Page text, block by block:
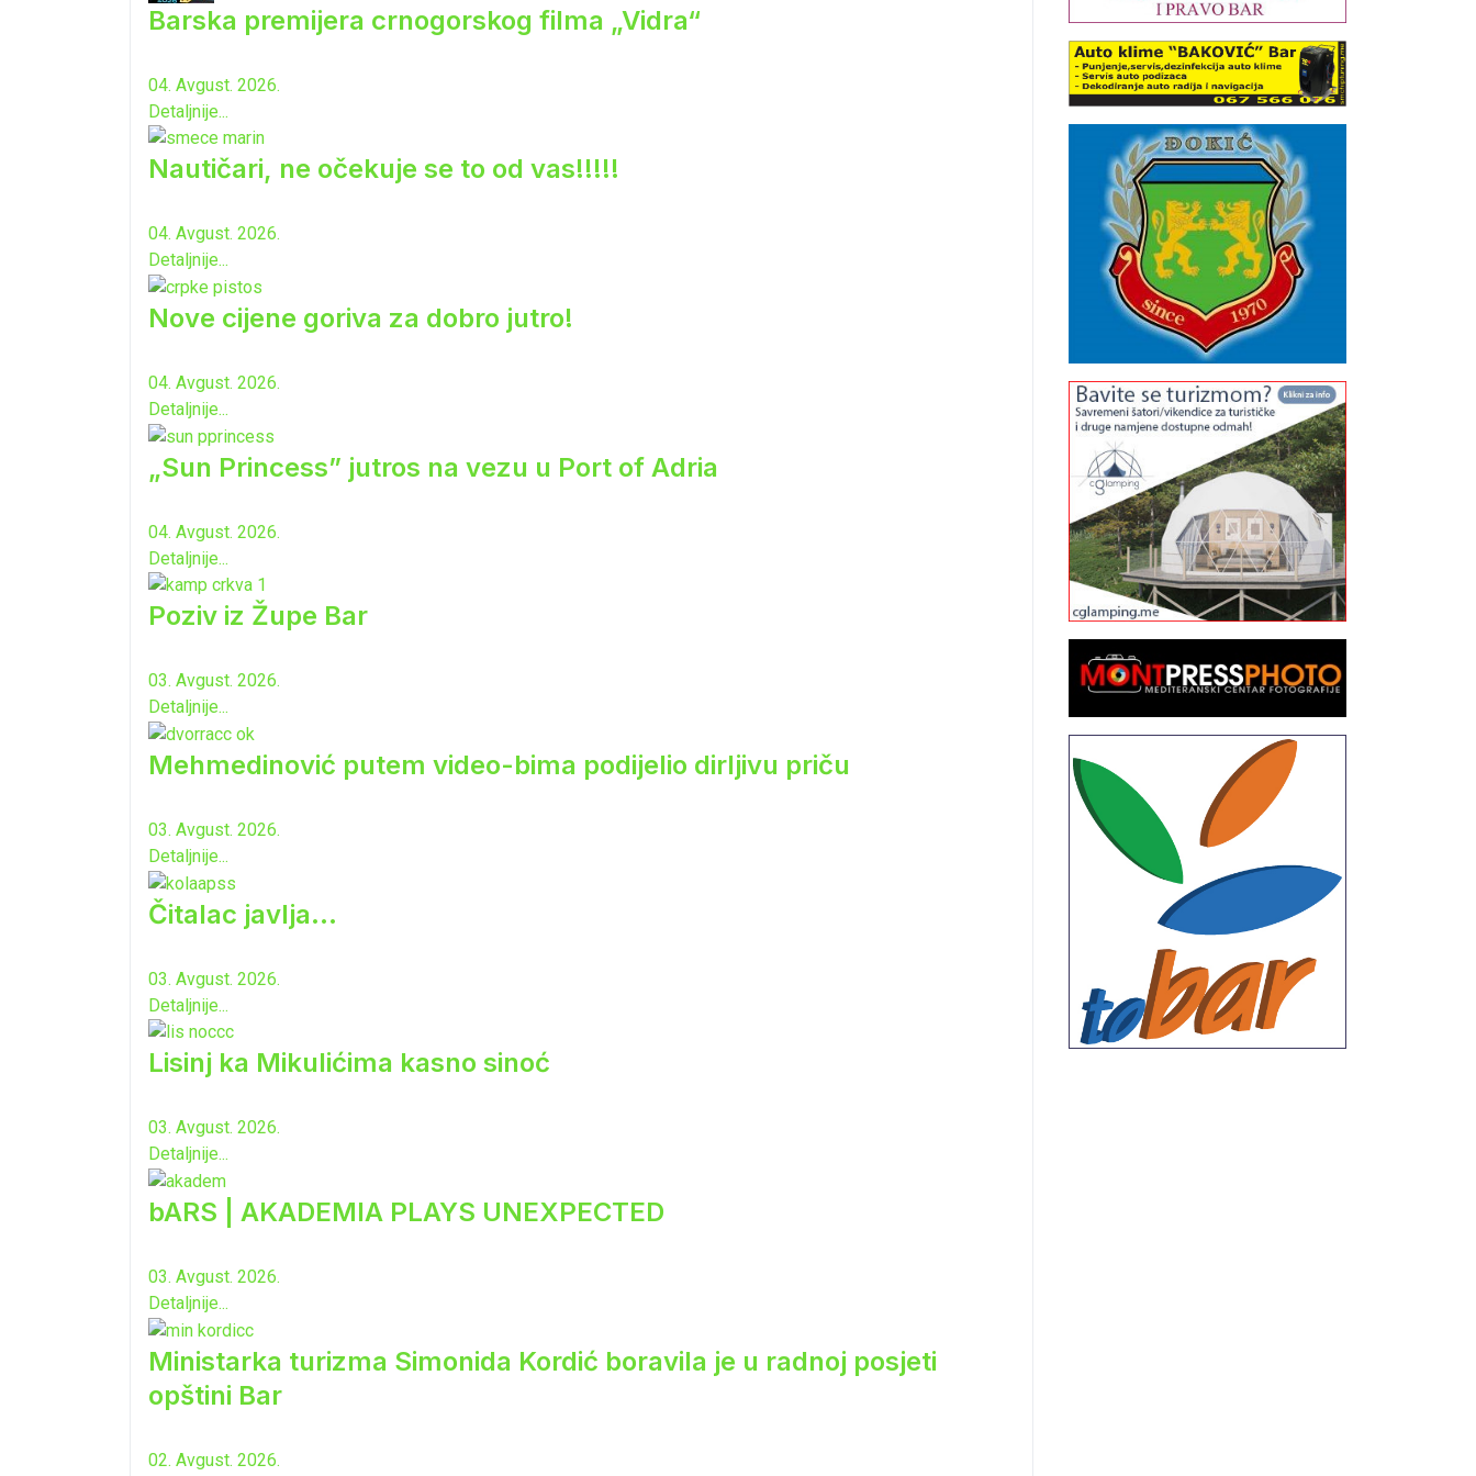
Barska premijera crnogorskog filma „Vidra“
04. Avgust. 2026.
Detaljnije...
Nautičari, ne očekuje se to od vas!!!!!
04. Avgust. 2026.
Detaljnije...
Nove cijene goriva za dobro jutro!
04. Avgust. 2026.
Detaljnije...
„Sun Princess” jutros na vezu u Port of Adria
04. Avgust. 2026.
Detaljnije...
Poziv iz Župe Bar
03. Avgust. 2026.
Detaljnije...
Mehmedinović putem video-bima podijelio dirljivu priču
03. Avgust. 2026.
Detaljnije...
Čitalac javlja...
03. Avgust. 2026.
Detaljnije...
Lisinj ka Mikulićima kasno sinoć
03. Avgust. 2026.
Detaljnije...
bARS | AKADEMIA PLAYS UNEXPECTED
03. Avgust. 2026.
Detaljnije...
Ministarka turizma Simonida Kordić boravila je u radnoj posjeti
opštini Bar
02. Avgust. 2026.